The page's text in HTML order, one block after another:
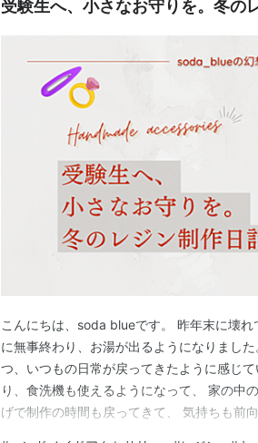
受験生へ、小さなお守りを。冬の
こんにちは、soda blueです。 昨年末に壊
に無事終わり、お湯が出るようになりまし
つ、いつもの日常が戻ってきたように感じ
り、食洗機も使えるようになって、 家の中
げで制作の時間も戻ってきて、 気持ちも